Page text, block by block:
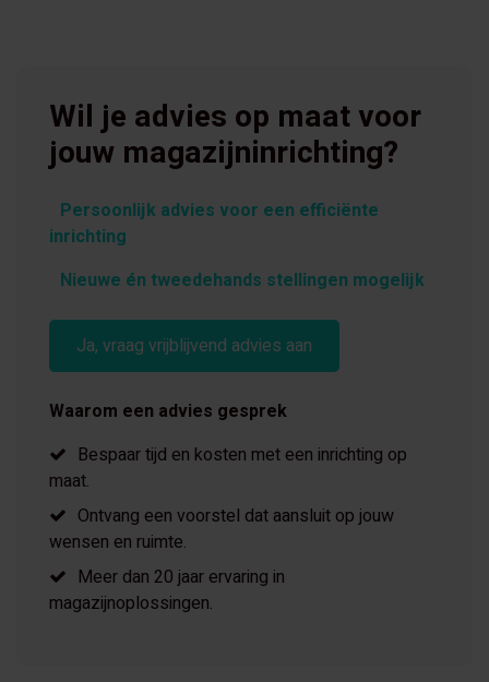
Wil je advies op maat voor
jouw magazijninrichting?
Persoonlijk advies voor een efficiënte
inrichting
Nieuwe én tweedehands stellingen mogelijk
Ja, vraag vrijblijvend advies aan
Waarom een advies gesprek
Bespaar tijd en kosten met een inrichting op
maat.
Ontvang een voorstel dat aansluit op jouw
wensen en ruimte.
Meer dan 20 jaar ervaring in
magazijnoplossingen.